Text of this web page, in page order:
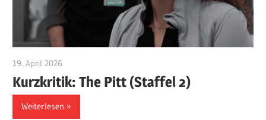
19. April 2026
Kurzkritik: The Pitt (Staffel 2)
Weiterlesen